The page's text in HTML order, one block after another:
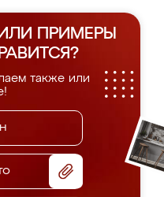
ПРИМЕРЫ
также или